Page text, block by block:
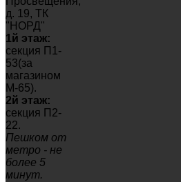
д. 19, ТК
"НОРД"
1й этаж:
секция П1-
53(за
магазином
М-65).
2й этаж:
секция П2-
22.
Пешком от
метро - не
более 5
минут.